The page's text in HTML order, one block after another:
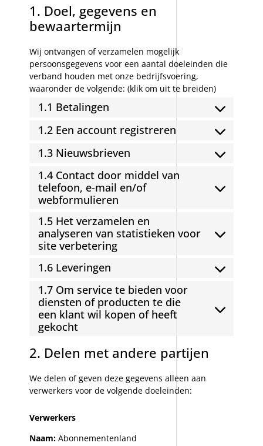
1. Doel, gegevens en
bewaartermijn
Wij ontvangen of verzamelen mogelijk
persoonsgegevens voor een aantal doeleinden die
verband houden met onze bedrijfsvoering,
waaronder de volgende: (klik om uit te breiden)
1.1 Betalingen
1.2 Een account registreren
1.3 Nieuwsbrieven
1.4 Contact door middel van
telefoon, e-mail en/of
webformulieren
1.5 Het verzamelen en
analyseren van statistieken voor
site verbetering
1.6 Leveringen
1.7 Om service te bieden voor
diensten of producten te die
een klant wil kopen of heeft
gekocht
2. Delen met andere partijen
We delen of geven deze gegevens alleen aan
verwerkers voor de volgende doeleinden:
Verwerkers
Naam: Abonnementenland